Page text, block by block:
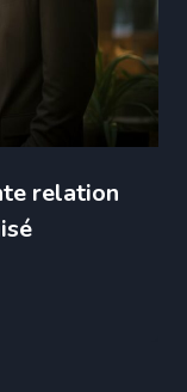
relation